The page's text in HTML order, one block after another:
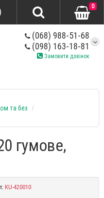
(068) 988-51-68
(098) 163-18-81
Замовити дзвінок
0
та без
гумове,
KU-420010